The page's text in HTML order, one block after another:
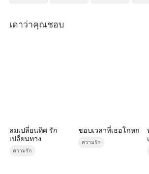
เดาว่าคุณชอบ
ลมเปลี่ยนทิศ รัก
เปลี่ยนทาง
ความรัก
ชอบเวลาที่เธอโกหก
ความรัก